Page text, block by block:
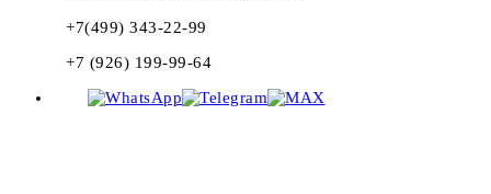
+7(499) 343-22-99
+7 (926) 199-99-64